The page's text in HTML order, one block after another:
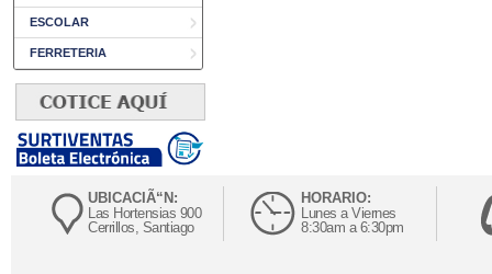
ESCOLAR
FERRETERIA
UBICACIÃ“N:
Las Hortensias 900
Cerrillos, Santiago
HORARIO:
Lunes a Viernes
8:30am a 6:30pm